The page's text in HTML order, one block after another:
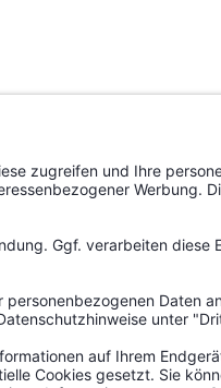
Genderkingen
§§ 10 Abs. 3, 22